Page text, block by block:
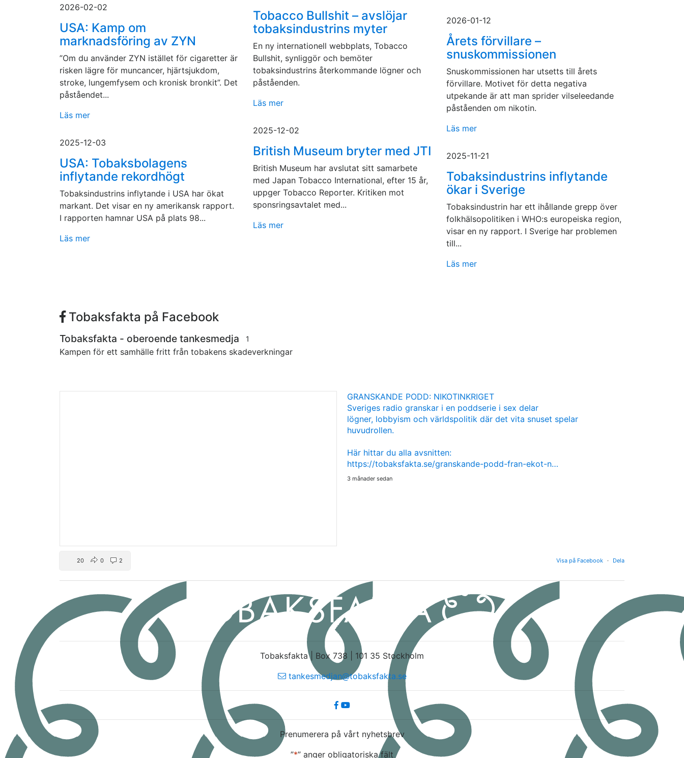
2026-02-02
USA: Kamp om
marknadsföring av ZYN
”Om du använder ZYN istället för cigaretter är
risken lägre för muncancer, hjärtsjukdom,
stroke, lungemfysem och kronisk bronkit”. Det
påståendet...
Läs mer
Tobacco Bullshit – avslöjar
tobaksindustrins myter
En ny internationell webbplats, Tobacco
Bullshit, synliggör och bemöter
tobaksindustrins återkommande lögner och
påståenden.
Läs mer
2026-01-12
Årets förvillare –
snuskommissionen
Snuskommissionen har utsetts till årets
förvillare. Motivet för detta negativa
utpekande är att man sprider vilseleedande
påståenden om nikotin.
Läs mer
2025-12-03
USA: Tobaksbolagens
inflytande rekordhögt
Tobaksindustrins inflytande i USA har ökat
markant. Det visar en ny amerikansk rapport.
I rapporten hamnar USA på plats 98...
Läs mer
2025-12-02
British Museum bryter med JTI
British Museum har avslutat sitt samarbete
med Japan Tobacco International, efter 15 år,
uppger Tobacco Reporter. Kritiken mot
sponsringsavtalet med...
Läs mer
2025-11-21
Tobaksindustrins inflytande
ökar i Sverige
Tobaksindustrin har ett ihållande grepp över
folkhälsopolitiken i WHO:s europeiska region,
visar en ny rapport. I Sverige har problemen
till...
Läs mer
Tobaksfakta på Facebook
Tobaksfakta - oberoende tankesmedja 1
Kampen för ett samhälle fritt från tobakens skadeverkningar
GRANSKANDE PODD: NIKOTINKRIGET
Sveriges radio granskar i en poddserie i sex delar
lögner, lobbyism och världspolitik där det vita snuset spelar
huvudrollen.
Här hittar du alla avsnitten:
https://tobaksfakta.se/granskande-podd-fran-ekot-n…
3 månader sedan
Visa på Facebook · Dela
20 0 2
Tobaksfakta | Box 738 | 101 35 Stockholm
tankesmedjan@tobaksfakta.se
Prenumerera på vårt nyhetsbrev
”*” anger obligatoriska fält